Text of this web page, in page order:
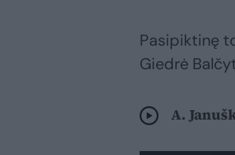
Pasipiktinę
Giedrė
A.